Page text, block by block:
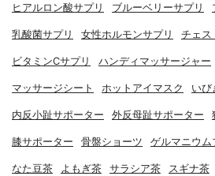
ヒアルロン酸サプリ ブルーベリーサプリ
乳酸菌サプリ 女性ホルモンサプリ チェス
ビタミンCサプリ ハンディマッサージャー
マッサージシート ホットアイマスク いび
内反小趾サポーター 外反母趾サポーター
膝サポーター 骨盤ショーツ ゲルマニウム
なた豆茶 よもぎ茶 サラシア茶 スギナ茶